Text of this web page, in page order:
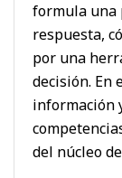
formula una
respuesta,
por una
decisión. En
información
del núcleo